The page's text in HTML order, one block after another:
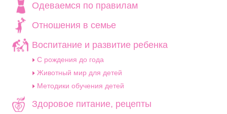
Одеваемся по правилам
Отношения в семье
Воспитание и развитие ребенка
C рождения до года
Животный мир для детей
Методики обучения детей
Здоровое питание, рецепты